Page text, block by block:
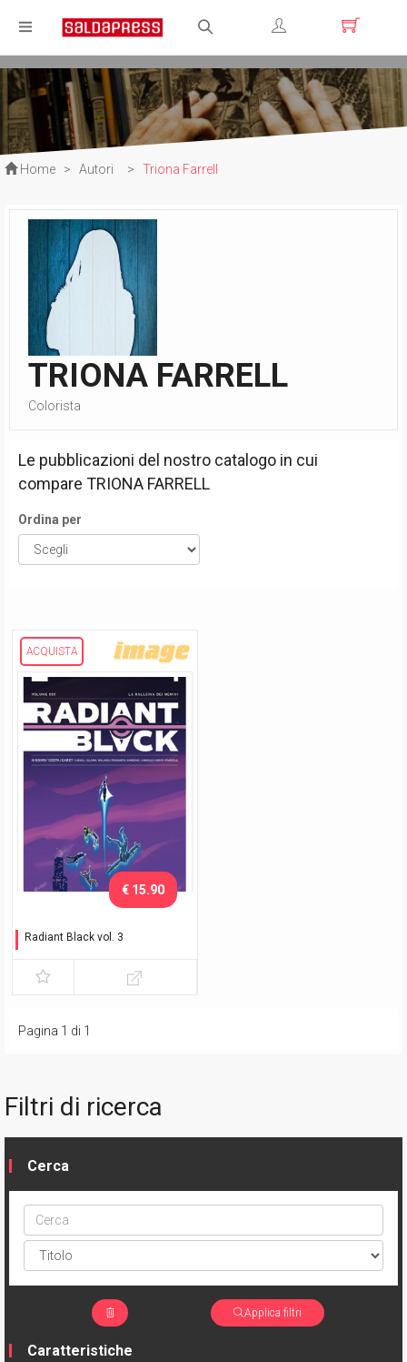
Registrati
Login
Home > Autori > Triona Farrell
TRIONA FARRELL
Colorista
Le pubblicazioni del nostro catalogo in cui
compare TRIONA FARRELL
Ordina per
ACQUISTA
Radiant Black vol. 3
€ 15.90
Pagina 1 di 1
Filtri di ricerca
Cerca
Cerca
ptype
Applica filtri
Caratteristiche